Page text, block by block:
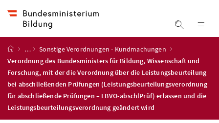
Suche
Startseite
…
Sonstige Verordnungen - Kundmachungen
Verordnung des Bundesministers für Bildung, Wissenschaft und
Forschung, mit der die Verordnung über die Leistungsbeurteilung
bei abschließenden Prüfungen (Leistungsbeurteilungsverordnung
für abschließende Prüfungen – LBVO-abschlPrüf) erlassen und die
Leistungsbeurteilungsverordnung geändert wird